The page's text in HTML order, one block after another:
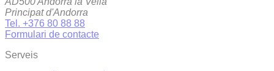
Principat d'Andorra
Tel. +376 80 88 88
Formulari de contacte
Serveis